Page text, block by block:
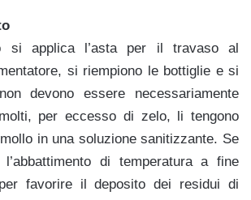
si applica l’asta per il travaso al
si riempiono le bottiglie e si
devono essere necessariamente
per eccesso di zelo, li tengono
in una soluzione sanitizzante. Se
di temperatura a fine
favorire il deposito dei residui di